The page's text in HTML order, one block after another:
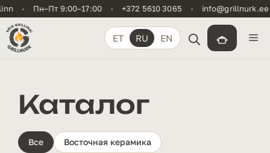
Перейти
содержимому
• Пн–Пт 9:00–17:00 • +372 5610 3065 • info@grillnurk.ee •
ET RU EN
Каталог
Все Восточная керамика